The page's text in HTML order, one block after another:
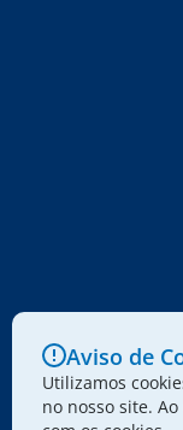
Aviso de
Utilizamos
no nosso site.